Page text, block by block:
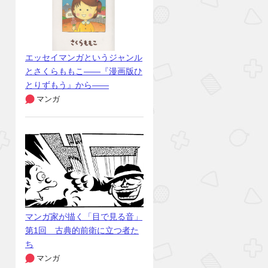
エッセイマンガというジャンル
とさくらももこ――『漫画版ひ
とりずもう』から――
マンガ
マンガ家が描く「目で見る音」
第1回 古典的前衛に立つ者た
ち
マンガ